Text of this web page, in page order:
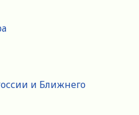
и Ближнего